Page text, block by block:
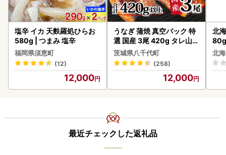
塩辛 イカ 天麩羅処ひらお
580g | つまみ 塩辛
福岡県須恵町
(12)
12,000
うなぎ 蒲焼 真空パック 特
選 国産 3尾 420g タレ山椒
付き うな重 ひつまぶし 訳
あり 茨城 ウナギ 鰻 個包装
人気 美味しい 小分け 八千
茨城県八千代町
(258)
12,000
北
ク
く
道
北
最近チェックした返礼品